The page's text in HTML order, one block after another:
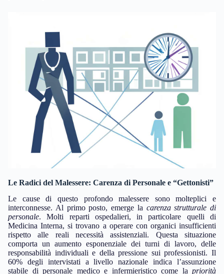
Le Radici del Malessere: Carenza di Personale e “Gettonisti”
Le cause di questo profondo malessere sono molteplici e
interconnesse. Al primo posto, emerge la carenza strutturale di
personale. Molti reparti ospedalieri, in particolare quelli di
Medicina Interna, si trovano a operare con organici insufficienti
rispetto alle reali necessità assistenziali. Questa situazione
comporta un aumento esponenziale dei turni di lavoro, delle
responsabilità individuali e della pressione sui professionisti. Il
60% degli intervistati a livello nazionale indica l’assunzione
stabile di personale medico e infermieristico come la priorità